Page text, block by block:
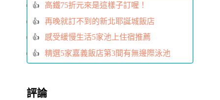
高鐵75折元來是這樣子訂喔！
再晚就訂不到的新北耶誕城飯店
感受緩慢生活5家池上住宿推薦
精選5家嘉義飯店第3間有無邊際泳池
評論